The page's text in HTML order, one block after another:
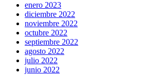
enero 2023
diciembre 2022
noviembre 2022
octubre 2022
septiembre 2022
agosto 2022
julio 2022
junio 2022